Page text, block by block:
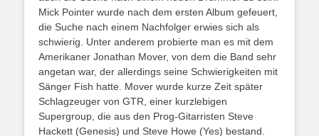
Mick Pointer wurde nach dem ersten Album gefeuert,
die Suche nach einem Nachfolger erwies sich als
schwierig. Unter anderem probierte man es mit dem
Amerikaner Jonathan Mover, von dem die Band sehr
angetan war, der allerdings seine Schwierigkeiten mit
Sänger Fish hatte. Mover wurde kurze Zeit später
Schlagzeuger von GTR, einer kurzlebigen
Supergroup, die aus den Prog-Gitarristen Steve
Hackett (Genesis) und Steve Howe (Yes) bestand.